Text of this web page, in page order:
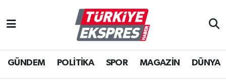
GÜNDEM POLİTİKA SPOR MAGAZİN DÜNYA
İstanbul Nöbetçi Eczaneler
İstanbul Hava Durumu